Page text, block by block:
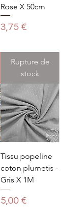
Rose X 50cm
Prix
3,75 €
Rupture de
stock
Tissu popeline
coton plumetis -
Gris X 1M
Prix
5,00 €